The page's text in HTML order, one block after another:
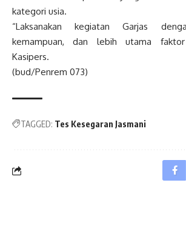
kategori usia.
“Laksanakan kegiatan Garjas
kemampuan, dan lebih utama faktor
Kasipers.
(bud/Penrem 073)
TAGGED: Tes Kesegaran Jasmani